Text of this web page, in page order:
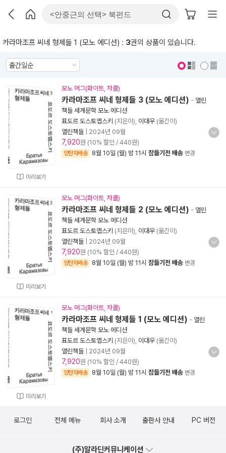
카라마조프 씨네 형제들 1 (모노 에디션) : 3권의 상품이 있습니다.
미리보기
모노 머그(화이트, 차콜)
카라마조프 씨네 형제들 3 (모노 에디션) - 열린
책들 세계문학 모노 에디션
표도르 도스토옙스키 (지은이), 이대우 (옮긴이)
열린책들
2024년 09월
7,920원 (10% 할인 / 440원)
양탄자배송 8월 10일 (월) 밤 11시 잠들기전 배송 변경
미리보기
모노 머그(화이트, 차콜)
카라마조프 씨네 형제들 2 (모노 에디션) - 열린
책들 세계문학 모노 에디션
표도르 도스토옙스키 (지은이), 이대우 (옮긴이)
열린책들
2024년 09월
7,920원 (10% 할인 / 440원)
양탄자배송 8월 10일 (월) 밤 11시 잠들기전 배송 변경
미리보기
모노 머그(화이트, 차콜)
카라마조프 씨네 형제들 1 (모노 에디션) - 열린
책들 세계문학 모노 에디션
표도르 도스토옙스키 (지은이), 이대우 (옮긴이)
열린책들
2024년 09월
7,920원 (10% 할인 / 440원)
양탄자배송 8월 10일 (월) 밤 11시 잠들기전 배송 변경
로그인 전체 메뉴 회사 소개 출판사 안내 PC 버전
(주)알라딘커뮤니케이션